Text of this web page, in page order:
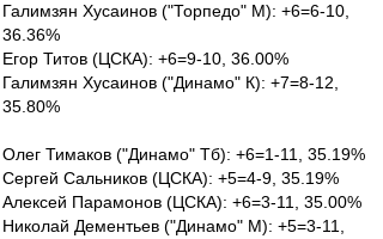
Галимзян Хусаинов ("Торпедо" М): +6=6-10,
36.36%
Егор Титов (ЦСКА): +6=9-10, 36.00%
Галимзян Хусаинов ("Динамо" К): +7=8-12,
35.80%
Олег Тимаков ("Динамо" Тб): +6=1-11, 35.19%
Сергей Сальников (ЦСКА): +5=4-9, 35.19%
Алексей Парамонов (ЦСКА): +6=3-11, 35.00%
Николай Дементьев ("Динамо" М): +5=3-11,